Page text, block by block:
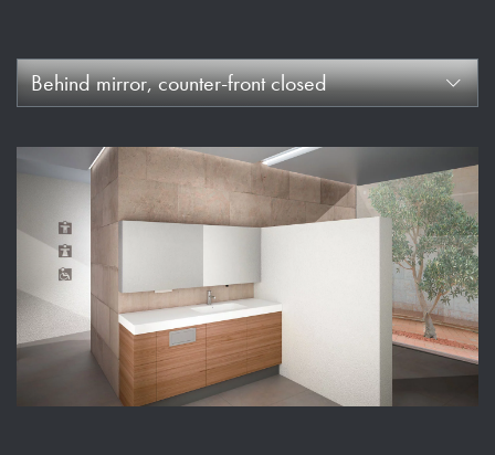
Behind mirror, counter-front closed